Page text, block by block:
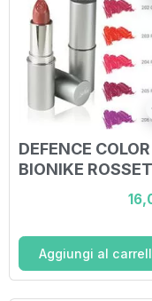
DEFENCE COLOR
BIONIKE
Aggiungi al